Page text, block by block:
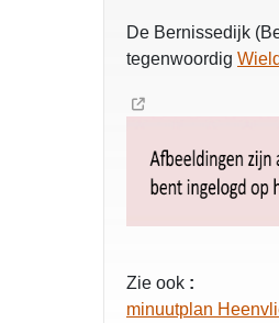
De Bernissedijk
tegenwoordig
Zie ook :
minuutplan